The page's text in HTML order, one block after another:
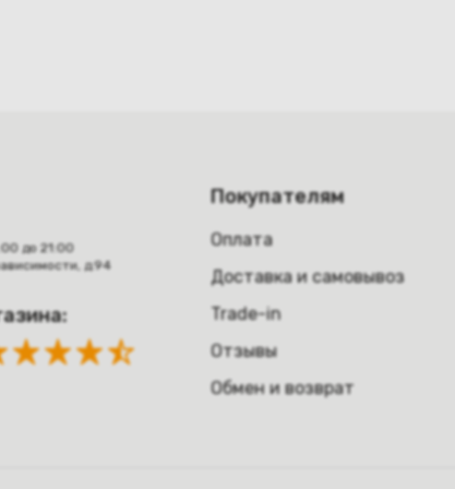
до 21:00
д.94
Покупателям
Оплата
Доставка и самовывоз
Trade-in
Отзывы
Обмен и возврат